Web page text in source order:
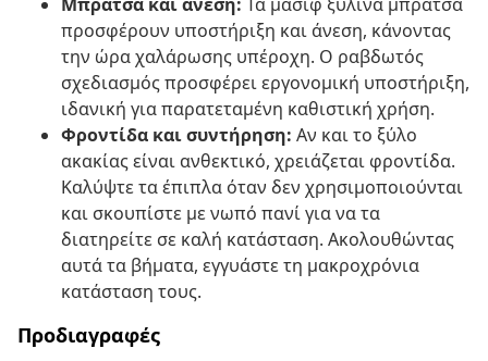
προσφέρουν υποστήριξη και άνεση, κάνοντας
την ώρα χαλάρωσης υπέροχη. Ο ραβδωτός
σχεδιασμός προσφέρει εργονομική υποστήριξη,
ιδανική για παρατεταμένη καθιστική χρήση.
Φροντίδα και συντήρηση: Αν και το ξύλο
ακακίας είναι ανθεκτικό, χρειάζεται φροντίδα.
Καλύψτε τα έπιπλα όταν δεν χρησιμοποιούνται
και σκουπίστε με νωπό πανί για να τα
διατηρείτε σε καλή κατάσταση. Ακολουθώντας
αυτά τα βήματα, εγγυάστε τη μακροχρόνια
κατάσταση τους.
Προδιαγραφές